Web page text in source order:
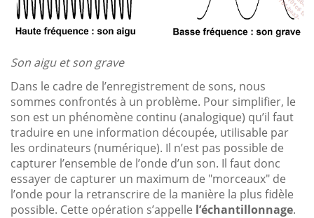
Son aigu et son grave
Dans le cadre de l’enregistrement de sons, nous
sommes confrontés à un problème. Pour simplifier, le
son est un phénomène continu (analogique) qu’il faut
traduire en une information découpée, utilisable par
les ordinateurs (numérique). Il n’est pas possible de
capturer l’ensemble de l’onde d’un son. Il faut donc
essayer de capturer un maximum de "morceaux" de
l’onde pour la retranscrire de la manière la plus fidèle
possible. Cette opération s’appelle l’échantillonnage.